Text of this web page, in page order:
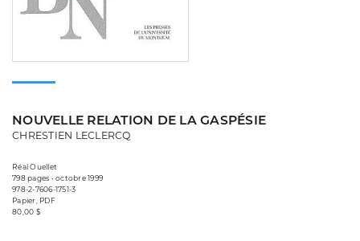
NOUVELLE RELATION DE LA GASPÉSIE
CHRESTIEN LECLERCQ
Réal Ouellet
798 pages • octobre 1999
978-2-7606-1751-3
Papier, PDF
80,00 $